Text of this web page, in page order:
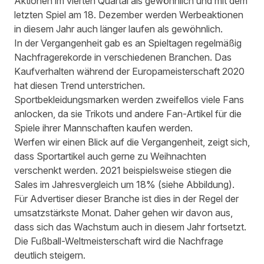
letzten Spiel am 18. Dezember werden Werbeaktionen
in diesem Jahr auch länger laufen als gewöhnlich.
In der Vergangenheit gab es an Spieltagen regelmäßig
Nachfragerekorde in verschiedenen Branchen. Das
Kaufverhalten während der Europameisterschaft 2020
hat diesen Trend unterstrichen.
Sportbekleidungsmarken werden zweifellos viele Fans
anlocken, da sie Trikots und andere Fan-Artikel für die
Spiele ihrer Mannschaften kaufen werden.
Werfen wir einen Blick auf die Vergangenheit, zeigt sich,
dass Sportartikel auch gerne zu Weihnachten
verschenkt werden. 2021 beispielsweise stiegen die
Sales im Jahresvergleich um 18% (siehe Abbildung).
Für Advertiser dieser Branche ist dies in der Regel der
umsatzstärkste Monat. Daher gehen wir davon aus,
dass sich das Wachstum auch in diesem Jahr fortsetzt.
Die Fußball-Weltmeisterschaft wird die Nachfrage
deutlich steigern.